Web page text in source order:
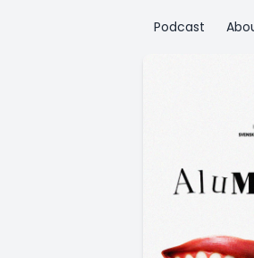
Podcast